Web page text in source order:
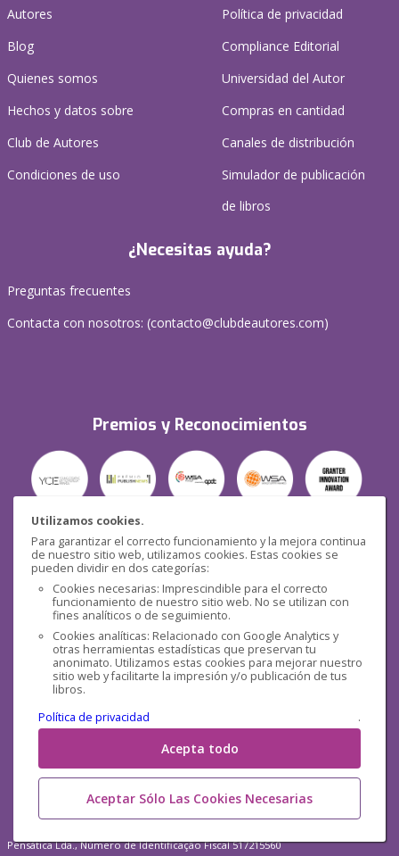
Utilizamos cookies.
Para garantizar el correcto funcionamiento y la mejora continua
de nuestro sitio web, utilizamos cookies. Estas cookies se
pueden dividir en dos categorías:
Cookies necesarias: Imprescindible para el correcto
funcionamiento de nuestro sitio web. No se utilizan con
fines analíticos o de seguimiento.
Cookies analíticas: Relacionado con Google Analytics y
otras herramientas estadísticas que preservan tu
anonimato. Utilizamos estas cookies para mejorar nuestro
sitio web y facilitarte la impresión y/o publicación de tus
libros.
Política de privacidad
.
Acepta todo
Aceptar Sólo Las Cookies Necesarias
Autores
Blog
Quienes somos
Hechos y datos sobre
Club de Autores
Condiciones de uso
Política de privacidad
Compliance Editorial
Universidad del Autor
Compras en cantidad
Canales de distribución
Simulador de publicación
de libros
¿Necesitas ayuda?
Preguntas frecuentes
Contacta con nosotros: (contacto@clubdeautores.com)
Premios y Reconocimientos
Seguridad
Redes sociales
Pensática Lda., Número de Identificação Fiscal 517215560